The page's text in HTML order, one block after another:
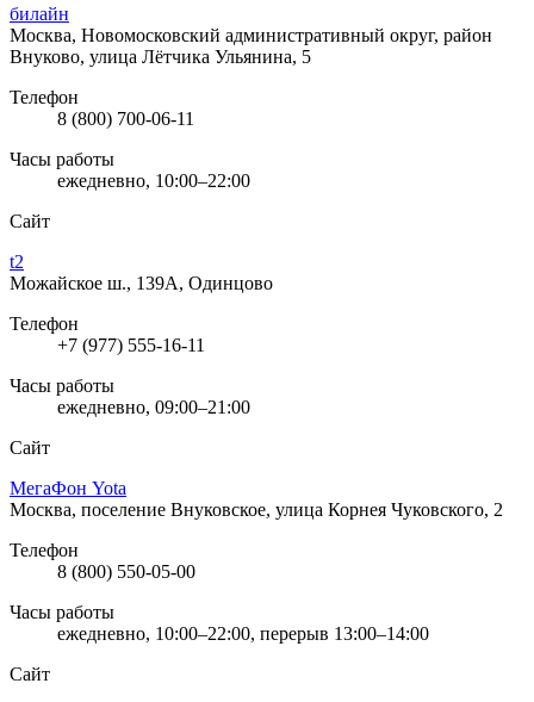
билайн
Москва, Новомосковский административный округ, район
Внуково, улица Лётчика Ульянина, 5
Телефон
8 (800) 700-06-11
Часы работы
ежедневно, 10:00–22:00
Сайт
t2
Можайское ш., 139А, Одинцово
Телефон
+7 (977) 555-16-11
Часы работы
ежедневно, 09:00–21:00
Сайт
МегаФон Yota
Москва, поселение Внуковское, улица Корнея Чуковского, 2
Телефон
8 (800) 550-05-00
Часы работы
ежедневно, 10:00–22:00, перерыв 13:00–14:00
Сайт